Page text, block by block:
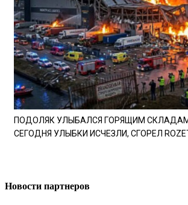
ПОДОЛЯК УЛЫБАЛСЯ ГОРЯЩИМ СКЛАДАМ
СЕГОДНЯ УЛЫБКИ ИСЧЕЗЛИ, СГОРЕЛ
Новости партнеров